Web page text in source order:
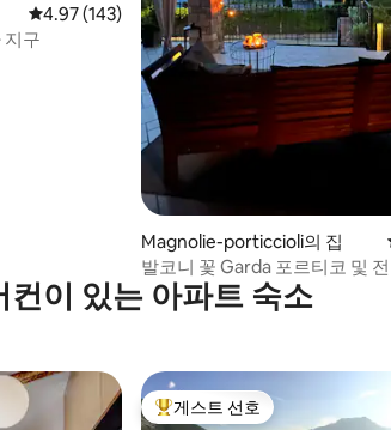
평점 4.97점(5점 만점), 후기 143개
4.97 (143)
지구
Magnolie-porticcioli의 집
발코니 꽃 Garda 포르티코 및
컨이 있는 아파트 숙소
상위 게스트 선호
게스트 선호